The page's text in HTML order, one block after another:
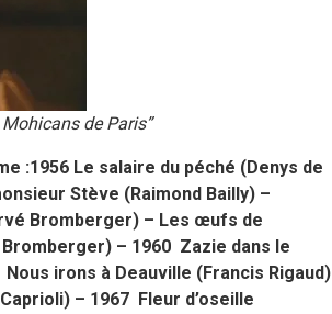
de Paris”
:1956 Le salaire du péché (Denys de
Stève (Raimond Bailly) –
Bromberger) – Les œufs de
– 1960 Zazie dans le
irons à Deauville (Francis Rigaud)
– 1967 Fleur d’oseille